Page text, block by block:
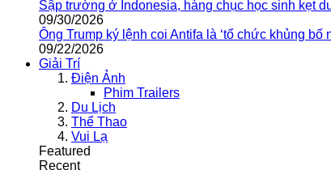
Sập trường ở Indonesia, hàng chục học sinh kẹt
09/30/2026
Ông Trump ký lệnh coi Antifa là ‘tổ chức khủng bố
09/22/2026
Giải Trí
Điện Ảnh
Phim Trailers
Du Lịch
Thể Thao
Vui Lạ
Featured
Recent